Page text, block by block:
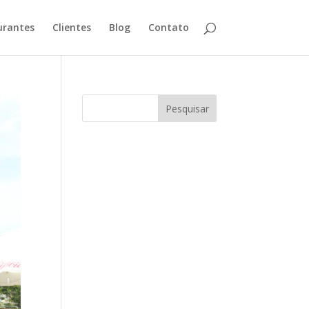
Clientes Blog Contato
Pesquisar